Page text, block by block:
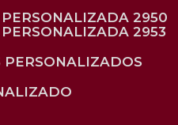
PERSONALIZADA 2950
PERSONALIZADA 2953
PERSONALIZADOS